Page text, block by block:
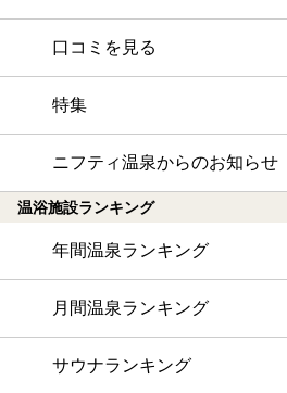
口コミを見る
特集
ニフティ温泉からのお知らせ
温浴施設ランキング
年間温泉ランキング
月間温泉ランキング
サウナランキング